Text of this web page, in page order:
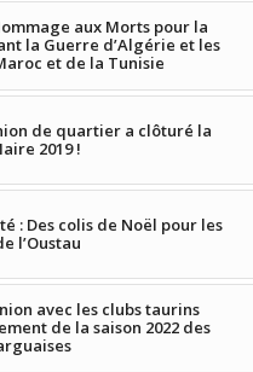
aux Morts pour la
la Guerre d’Algérie et les
et de la Tunisie
de quartier a clôturé la
2019 !
: Des colis de Noël pour les
l’Oustau
avec les clubs taurins
de la saison 2022 des